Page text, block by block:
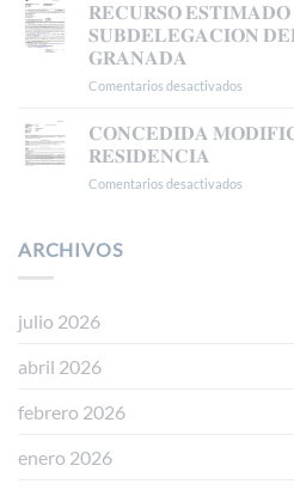
𝗗𝗘
𝗔
𝐑𝐄𝐂𝐔𝐑𝐒𝐎 𝐄𝐒𝐓𝐈𝐌𝐀𝐃𝐎
𝐒𝐔𝐁𝐃𝐄𝐋𝐄𝐆𝐀𝐂𝐈𝐎𝐍
𝐆𝐑𝐀𝐍𝐀𝐃𝐀
Comentarios desactivados
𝐂𝐎𝐍𝐂𝐄𝐃𝐈𝐃𝐀
𝐑𝐄𝐒𝐈𝐃𝐄𝐍𝐂𝐈𝐀
Comentarios desactivados
ARCHIVOS
julio 2026
abril 2026
febrero 2026
enero 2026